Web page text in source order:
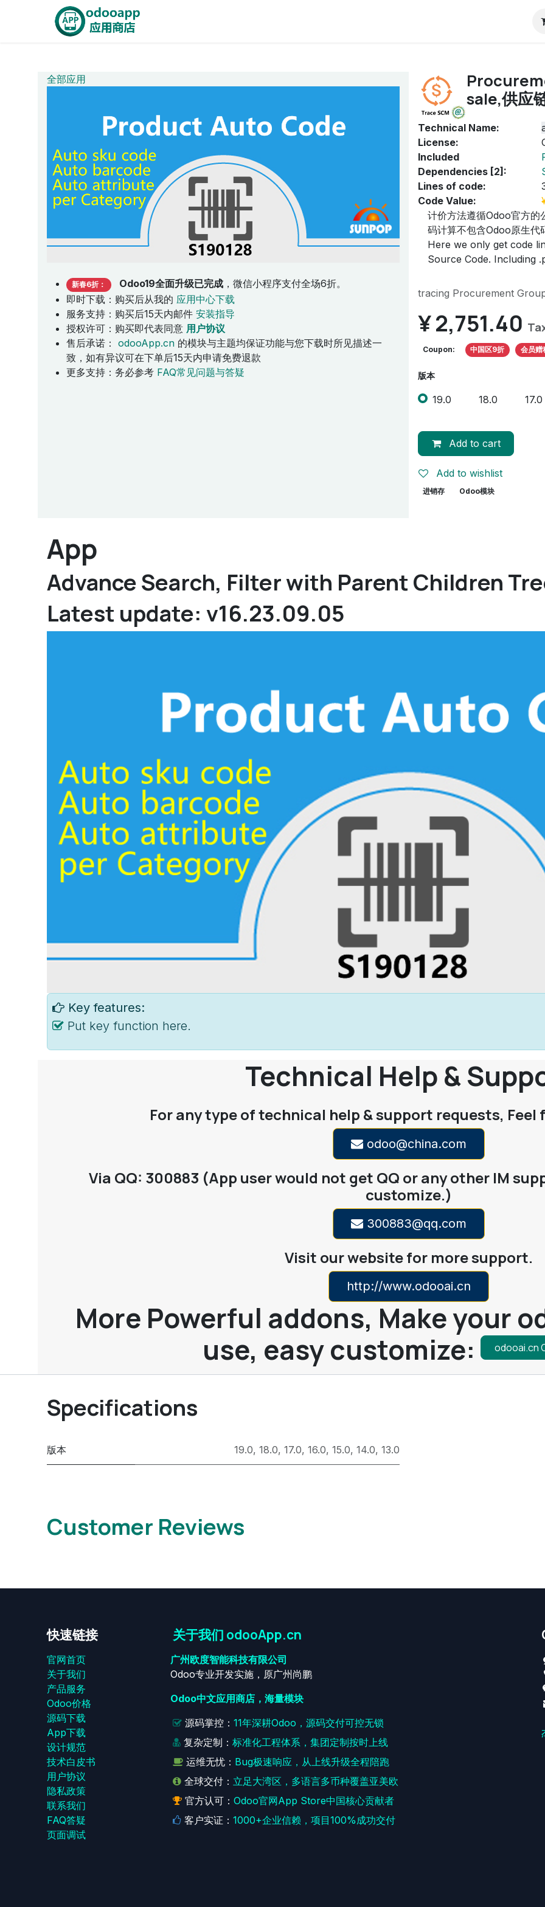
Skip to Content
全部应用
新春6折： Odoo19全面升级已完成 ，微信小程序支付全场6折。
即时下载：购买后从我的 应用中心下载
服务支持：购买后15天内邮件 安装指导
授权许可：购买即代表同意 用户协议
售后承诺： odooApp.cn 的模块与主题均保证功能与您下载时所见描述一
致，如有异议可在下单后15天内申请免费退款
更多支持：务必参考 FAQ常见问题与答疑
sale,供应
Technical Name:
License:
Included
Dependencies [2]:
Lines of code:
Code Value:
计价方法遵循Odoo官方的
码计算不包含Odoo原生
Here we only get code
Source Code. Including
tracing Procurement
¥2,751.40
Coupon: 中国区9折 会员赠
版本
19.0 18.0 17.0
Add to cart
Add to wishlist
进销存 Odoo模块
App
Advance Search, Filter with Parent Children
Latest update: v16.23.09.05
Key features:
Put key function here.
Technical Help &
For any type of technical help & support requests,
odoo@china.com
Via QQ: 300883 (App user would not get QQ or any other IM
customize.)
300883@qq.com
Visit our website for more support.
http://www.odooai.cn
More Powerful addons, Make your
use, easy customize:
odooai.cn
Specifications
版本 19.0, 18.0, 17.0, 16.0, 15.0, 14.0, 13.0
Customer Reviews
快速链接
官网首页
关于我们
产品服务
Odoo价格
源码下载
App下载
设计规范
技术白皮书
用户协议
‎隐私政策‎
联系我们
FAQ答疑
页面调试
关于我们 odooApp.cn
广州欧度智能科技有限公司
Odoo专业开发实施，原广州尚鹏
Odoo中文应用商店，海量模块
源码掌控：11年深耕Odoo，源码交付可控无锁
复杂定制：标准化工程体系，集团定制按时上线
运维无忧： Bug极速响应，从上线升级全程陪跑
全球交付： 立足大湾区，多语言多币种覆盖亚美欧
官方认可：Odoo官网App Store中国核心贡献者
客户实证：1000+企业信赖，项目100%成功交付